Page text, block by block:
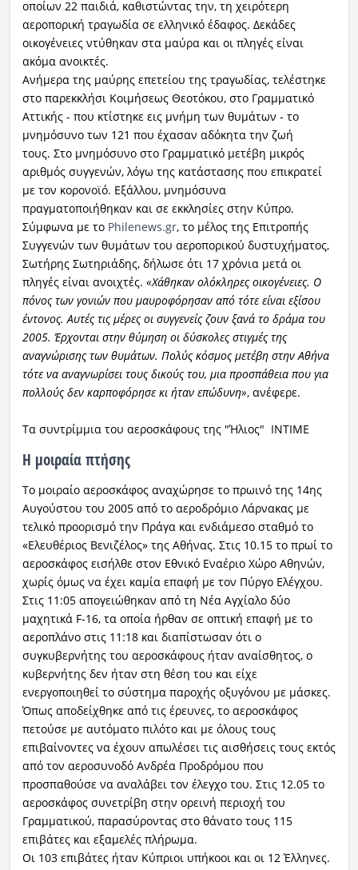
οποίων 22 παιδιά, καθιστώντας την, τη χειρότερη
αεροπορική τραγωδία σε ελληνικό έδαφος. Δεκάδες
οικογένειες ντύθηκαν στα μαύρα και οι πληγές είναι
ακόμα ανοικτές.
Ανήμερα της μαύρης επετείου της τραγωδίας, τελέστηκε
στο παρεκκλήσι Κοιμήσεως Θεοτόκου, στο Γραμματικό
Αττικής - που κτίστηκε εις μνήμη των θυμάτων - το
μνημόσυνο των 121 που έχασαν αδόκητα την ζωή
τους. Στο μνημόσυνο στο Γραμματικό μετέβη μικρός
αριθμός συγγενών, λόγω της κατάστασης που επικρατεί
με τον κορονοϊό. Εξάλλου, μνημόσυνα
πραγματοποιήθηκαν και σε εκκλησίες στην Κύπρο.
Σύμφωνα με το Philenews.gr, το μέλος της Επιτροπής
Συγγενών των θυμάτων του αεροπορικού δυστυχήματος,
Σωτήρης Σωτηριάδης, δήλωσε ότι 17 χρόνια μετά οι
πληγές είναι ανοιχτές. «Χάθηκαν ολόκληρες οικογένειες. Ο
πόνος των γονιών που μαυροφόρησαν από τότε είναι εξίσου
έντονος. Αυτές τις μέρες οι συγγενείς ζουν ξανά το δράμα του
2005. Έρχονται στην θύμηση οι δύσκολες στιγμές της
αναγνώρισης των θυμάτων. Πολύς κόσμος μετέβη στην Αθήνα
τότε να αναγνωρίσει τους δικούς του, μια προσπάθεια που για
πολλούς δεν καρποφόρησε κι ήταν επώδυνη», ανέφερε.
Τα συντρίμμια του αεροσκάφους της "Ήλιος" ΙΝΤΙΜΕ
Η μοιραία πτήσης
Το μοιραίο αεροσκάφος αναχώρησε το πρωινό της 14ης
Αυγούστου του 2005 από το αεροδρόμιο Λάρνακας με
τελικό προορισμό την Πράγα και ενδιάμεσο σταθμό το
«Ελευθέριος Βενιζέλος» της Αθήνας. Στις 10.15 το πρωί το
αεροσκάφος εισήλθε στον Εθνικό Εναέριο Χώρο Αθηνών,
χωρίς όμως να έχει καμία επαφή με τον Πύργο Ελέγχου.
Στις 11:05 απογειώθηκαν από τη Νέα Αγχίαλο δύο
μαχητικά F-16, τα οποία ήρθαν σε οπτική επαφή με το
αεροπλάνο στις 11:18 και διαπίστωσαν ότι ο
συγκυβερνήτης του αεροσκάφους ήταν αναίσθητος, ο
κυβερνήτης δεν ήταν στη θέση του και είχε
ενεργοποιηθεί το σύστημα παροχής οξυγόνου με μάσκες.
Όπως αποδείχθηκε από τις έρευνες, το αεροσκάφος
πετούσε με αυτόματο πιλότο και με όλους τους
επιβαίνοντες να έχουν απωλέσει τις αισθήσεις τους εκτός
από τον αεροσυνοδό Ανδρέα Προδρόμου που
προσπαθούσε να αναλάβει τον έλεγχο του. Στις 12.05 το
αεροσκάφος συνετρίβη στην ορεινή περιοχή του
Γραμματικού, παρασύροντας στο θάνατο τους 115
επιβάτες και εξαμελές πλήρωμα.
Οι 103 επιβάτες ήταν Κύπριοι υπήκοοι και οι 12 Έλληνες.